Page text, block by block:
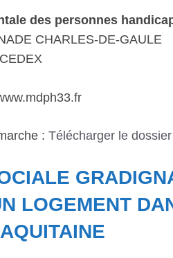
des personnes
CHARLES-DE-GAULE
: Télécharger le
LOGEMENT